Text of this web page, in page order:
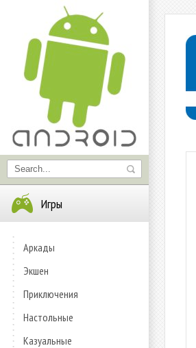
Игры
Аркады
Экшен
Приключения
Настольные
Казуальные